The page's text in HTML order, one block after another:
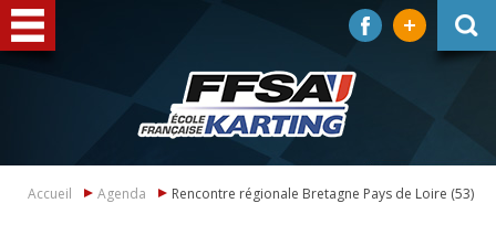
Accueil Agenda Rencontre régionale Bretagne Pays de Loire (53)